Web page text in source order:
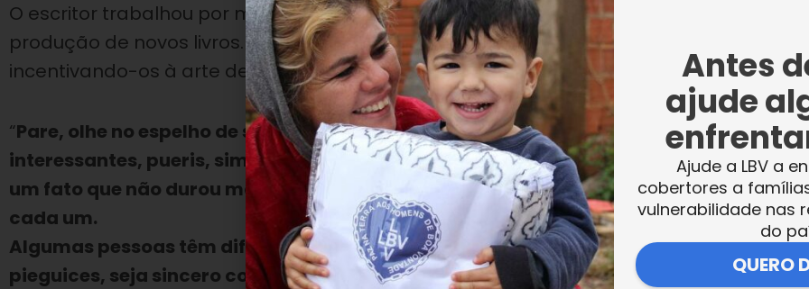
O escritor trabalhou por mais de três décadas no exército e hoje se dedica à leitura e
produção de novos livros. Conheça algumas das orientações que ele passou aos
incentivando-os à arte de escrever e ler a própria história:
“Pare, olhe no espelho de sua vida o que você fez hoje, certamente fez muitas coisas
interessantes, pueris, simplórias. Quando eu sento para escrever, vejo em uma
um fato que não durou mais de cinco minutos. É muito bom, é a experiência de vida
cada um.
Algumas pessoas têm dificuldade de fazer autocrítica. Não tenha dó de si mesmo,
pieguices, seja sincero consigo mesmo, conte a história. Eu conto histórias da minha
Antes
ajude
Ajude a LBV a
cobertores a
vulnerabilidade nas
do
QUERO